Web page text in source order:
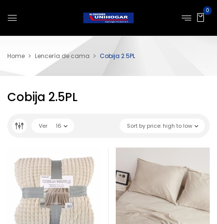
0
Home Lencería de cama Cobija 2.5PL
Cobija 2.5PL
Sort by price: high to low
Ver 16